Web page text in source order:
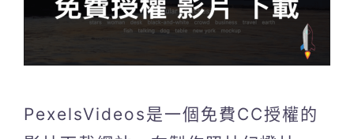
PexelsVideos是一個免費CC授權的